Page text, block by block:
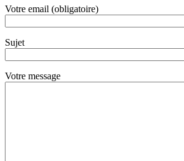
Votre email (obligatoire)
Sujet
Votre message